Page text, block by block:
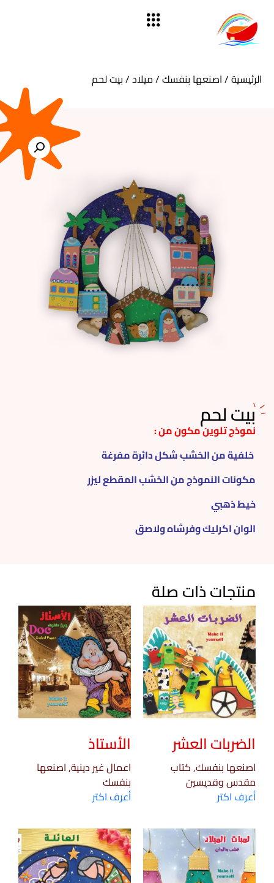
الرئيسية/اصنعها بنفسك/ميلاد/ بيت لحم
بيت لحم
نموذج تلوين مكون من :
خلفية من الخشب شكل دائرة مفرغة
مكونات النموذج من الخشب المقطع ليزر
خيط ذهبي
الوان اكرليك وفرشاه ولاصق
منتجات ذات صلة
الضربات العشر
اصنعها بنفسك, كتاب
مقدس وقديسين
أعرف اكتر
الأستاذ
اعمال غير دينية, اصنعها
بنفسك
أعرف اكتر